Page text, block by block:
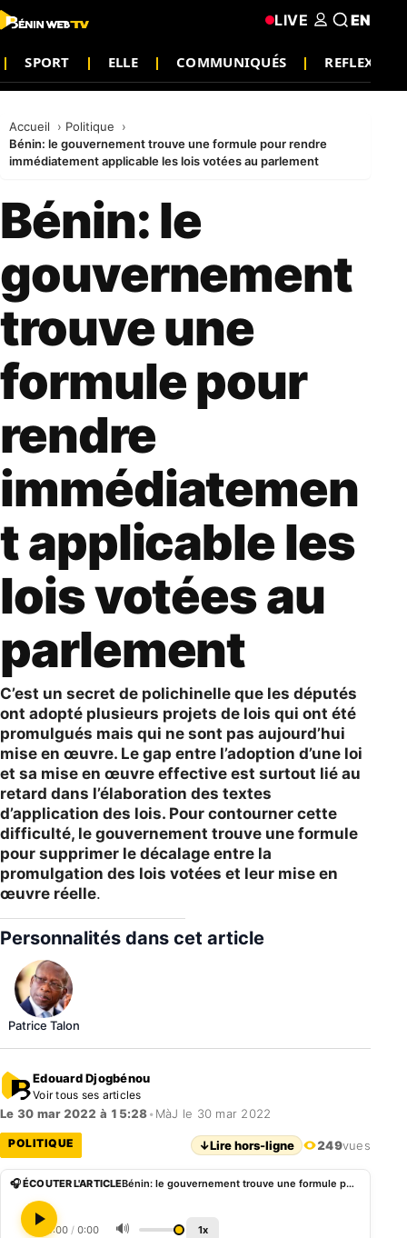
SPORT ELLE COMMUNIQUÉS REFLEXION
LIVE EN
Accueil
Politique
Bénin: le gouvernement trouve une formule pour rendre
immédiatement applicable les lois votées au parlement
Bénin: le
gouvernement
trouve une
formule pour
rendre
immédiatemen
t applicable les
lois votées au
parlement
C’est un secret de polichinelle que les députés
ont adopté plusieurs projets de lois qui ont été
promulgués mais qui ne sont pas aujourd’hui
mise en œuvre. Le gap entre l’adoption d’une loi
et sa mise en œuvre effective est surtout lié au
retard dans l’élaboration des textes
d’application des lois. Pour contourner cette
difficulté, le gouvernement trouve une formule
pour supprimer le décalage entre la
promulgation des lois votées et leur mise en
œuvre réelle.
Personnalités dans cet article
Patrice Talon
Edouard Djogbénou
Voir tous ses articles
Le 30 mar 2022 à 15:28• MàJ le 30 mar 2022
POLITIQUE ↓Lire hors-ligne 249vues
🎧 ÉCOUTER L'ARTICLE Bénin: le gouvernement trouve une formule pour rendre immédiatement applicable les lois votées au parlement
0:00 / 0:00 🔊 1x